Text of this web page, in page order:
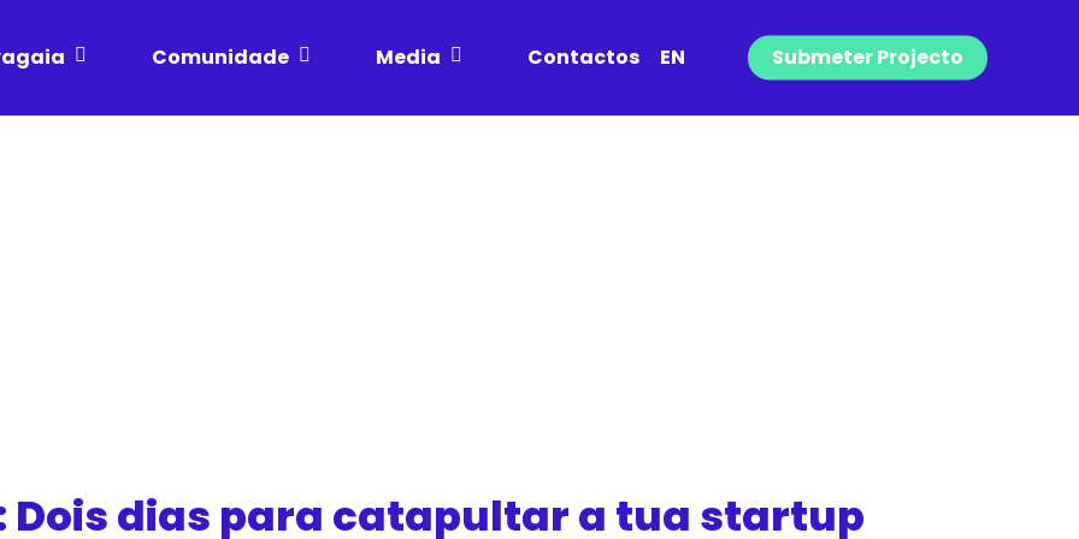
Comunidade Media Contactos EN Submeter Projecto
Dois dias para catapultar a tua startup